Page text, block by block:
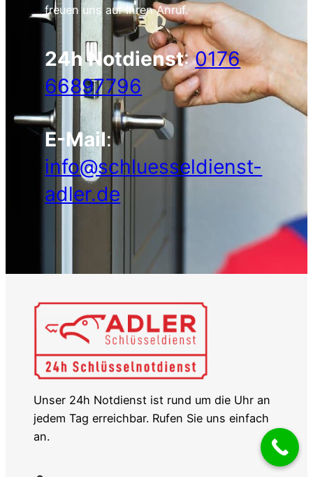
freuen uns auf Ihren Anruf.
24h Notdienst:0176
66897796
E-Mail:
info@schluesseldienst-
adler.de
Unser 24h Notdienst ist rund um die Uhr an
jedem Tag erreichbar. Rufen Sie uns einfach
an.